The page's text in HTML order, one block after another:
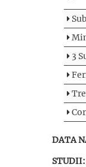
3
DATA
STUDII: